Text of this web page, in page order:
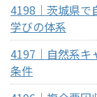
4198｜茨城県で
学びの体系
4197｜自然系キ
条件